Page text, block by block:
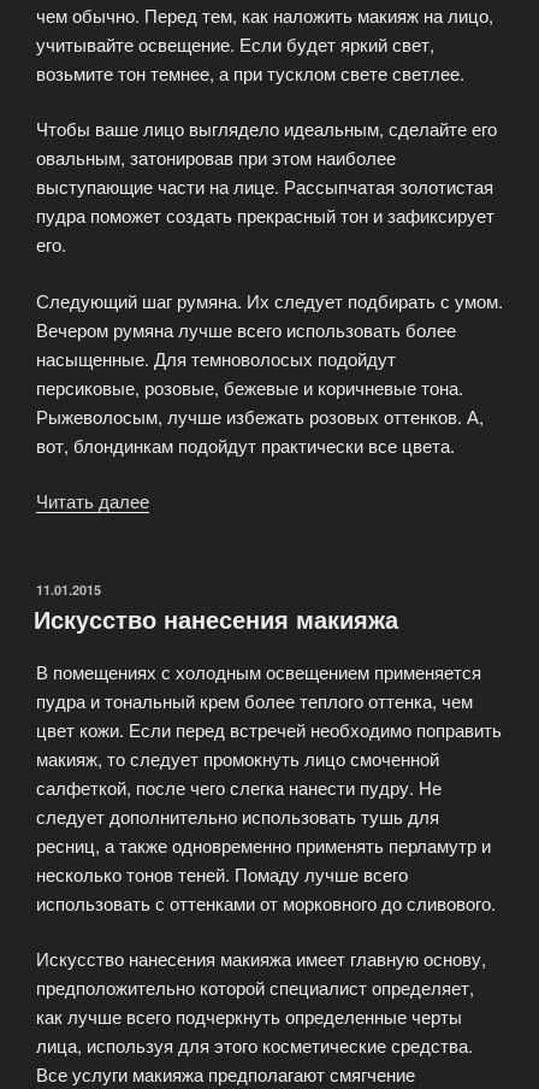
чем обычно. Перед тем, как наложить макияж на лицо,
учитывайте освещение. Если будет яркий свет,
возьмите тон темнее, а при тусклом свете светлее.
Чтобы ваше лицо выглядело идеальным, сделайте его
овальным, затонировав при этом наиболее
выступающие части на лице. Рассыпчатая золотистая
пудра поможет создать прекрасный тон и зафиксирует
его.
Следующий шаг румяна. Их следует подбирать с умом.
Вечером румяна лучше всего использовать более
насыщенные. Для темноволосых подойдут
персиковые, розовые, бежевые и коричневые тона.
Рыжеволосым, лучше избежать розовых оттенков. А,
вот, блондинкам подойдут практически все цвета.
Читать далее
ОПУБЛИКОВАНО
11.01.2015
Искусство нанесения макияжа
В помещениях с холодным освещением применяется
пудра и тональный крем более теплого оттенка, чем
цвет кожи. Если перед встречей необходимо поправить
макияж, то следует промокнуть лицо смоченной
салфеткой, после чего слегка нанести пудру. Не
следует дополнительно использовать тушь для
ресниц, а также одновременно применять перламутр и
несколько тонов теней. Помаду лучше всего
использовать с оттенками от морковного до сливового.
Искусство нанесения макияжа имеет главную основу,
предположительно которой специалист определяет,
как лучше всего подчеркнуть определенные черты
лица, используя для этого косметические средства.
Все услуги макияжа предполагают смягчение